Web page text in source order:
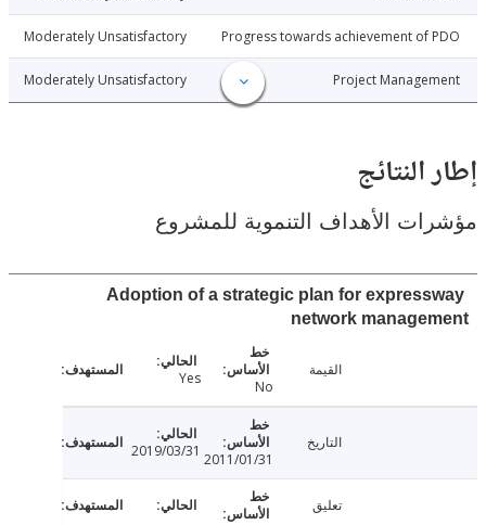
Progress towards achievement of
Moderately Unsatisfactory
04-29
Project
Moderately Unsatisfactory
04-29
الأهداف التنموية للمشروع
Adoption of a strategic plan for
network
Yes
2011/01/31
2019/03/31